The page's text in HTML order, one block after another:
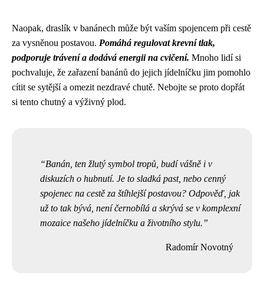
Naopak, draslík v banánech může být vaším spojencem při cestě
za vysněnou postavou. Pomáhá regulovat krevní tlak,
podporuje trávení a dodává energii na cvičení. Mnoho lidí si
pochvaluje, že zařazení banánů do jejich jídelníčku jim pomohlo
cítit se sytější a omezit nezdravé chutě. Nebojte se proto dopřát
si tento chutný a výživný plod.
Banán, ten žlutý symbol tropů, budí vášně i v
diskuzích o hubnutí. Je to sladká past, nebo cenný
spojenec na cestě za štíhlejší postavou? Odpověď, jak
už to tak bývá, není černobílá a skrývá se v komplexní
mozaice našeho jídelníčku a životního stylu.
Radomír Novotný